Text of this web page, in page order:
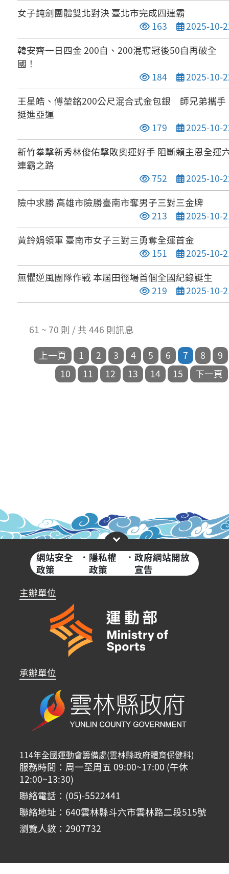
女子鈍劍團體雙北對決 臺北市完成四連霸
點閱次數
163 發布日期
2025-10-
韓安齊一日四金 200自、200混奪冠後50自再破全
國！
點閱次數
184 發布日期
2025-10-
王星皓、傅堃銘200公尺混合式金包銀 師兄弟攜手
挺進亞運
點閱次數
179 發布日期
2025-10-
新竹拳擊新秀林俊佑擊敗奧運好手 阻斷賴主恩全運
連霸之路
點閱次數
752 發布日期
2025-10-
險中求勝 高雄市險勝臺南市奪男子三對三金牌
點閱次數
213 發布日期
2025-10-
黃鈴娟領軍 臺南市女子三對三勇奪全運首金
點閱次數
151 發布日期
2025-10-
無懼逆風團隊作戰 本屆田徑場首個全國紀錄誕生
點閱次數
219 發布日期
2025-10-
61 ~ 70 則 / 共 446 則訊息
網站安全
政策
· 隱私權
政策
·政府網站開放
宣告
主辦單位
承辦單位
114年全國運動會籌備處(雲林縣政府體育保健科)
服務時間：周一至周五 09:00~17:00 (午休
12:00~13:30)
聯絡電話：(05)-5522441
聯絡地址：640雲林縣斗六市雲林路二段515號
瀏覽人數：2907732